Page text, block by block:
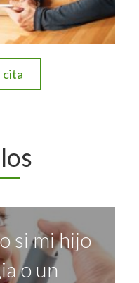
cita
si mi hijo
o un